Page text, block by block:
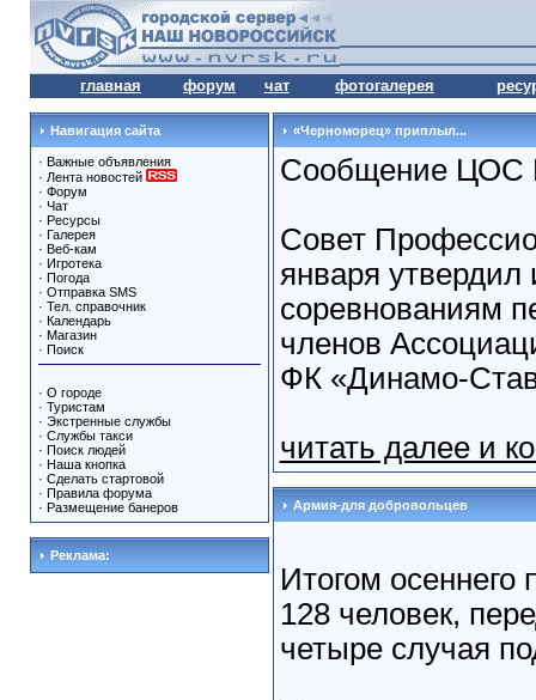
главная форум чат фотогалерея
Навигация сайта
· Важные объявления
· Лента новостей
· Форум
· Чат
· Ресурсы
· Галерея
· Веб-кам
· Игротека
· Погода
· Отправка SMS
· Тел. справочник
· Календарь
· Магазин
· Поиск
· О городе
· Туристам
· Экстренные службы
· Службы такси
· Поиск людей
· Наша кнопка
· Сделать стартовой
· Правила форума
· Размещение банеров
Реклама:
«Черноморец» приплыл...
Сообщение ЦОС
Совет
января утвердил
соревнованиям
членов
ФК «Динамо-
читать далее и
Армия-для добровольцев
Итогом
128 человек,
четыре случая